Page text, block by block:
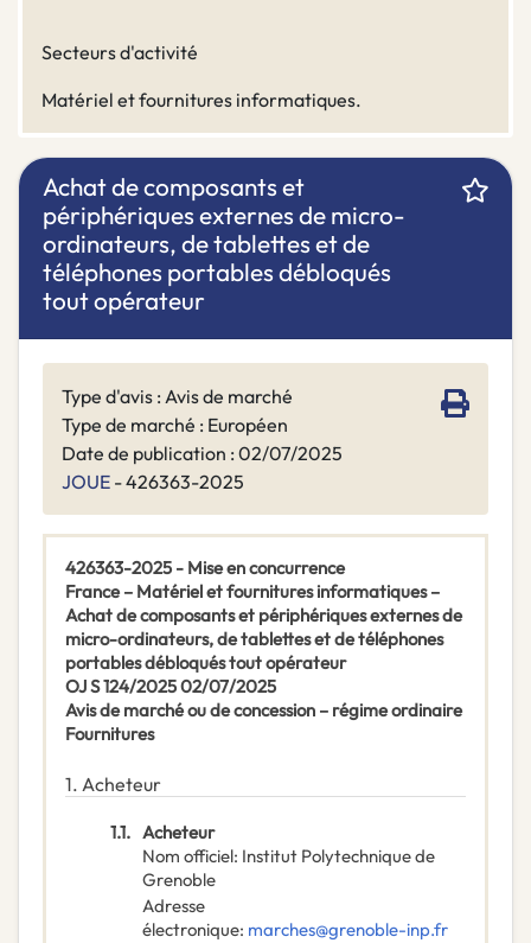
Secteurs d'activité
Matériel et fournitures informatiques.
Achat de composants et
périphériques externes de micro-
ordinateurs, de tablettes et de
téléphones portables débloqués
tout opérateur
Type d'avis : Avis de marché
Type de marché : Européen
Date de publication : 02/07/2025
JOUE - 426363-2025
426363-2025 - Mise en concurrence
France – Matériel et fournitures informatiques –
Achat de composants et périphériques externes de
micro-ordinateurs, de tablettes et de téléphones
portables débloqués tout opérateur
OJ S 124/2025 02/07/2025
Avis de marché ou de concession – régime ordinaire
Fournitures
1. Acheteur
1.1. Acheteur
Nom officiel: Institut Polytechnique de
Grenoble
Adresse
électronique: marches@grenoble-inp.fr